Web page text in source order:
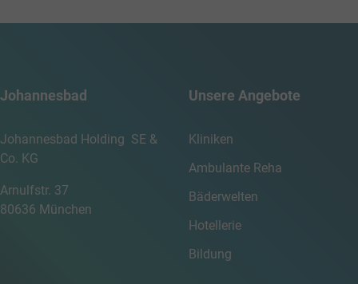
Johannesbad
Johannesbad Holding SE &
Co. KG
Arnulfstr. 37
80636 München
Unsere Angebote
Kliniken
Ambulante Reha
Bäderwelten
Hotellerie
Bildung